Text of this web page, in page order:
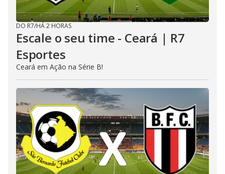
DO R7/HÁ 2 HORAS
Escale o seu time - Ceará | R7
Esportes
Ceará em Ação na Série B!